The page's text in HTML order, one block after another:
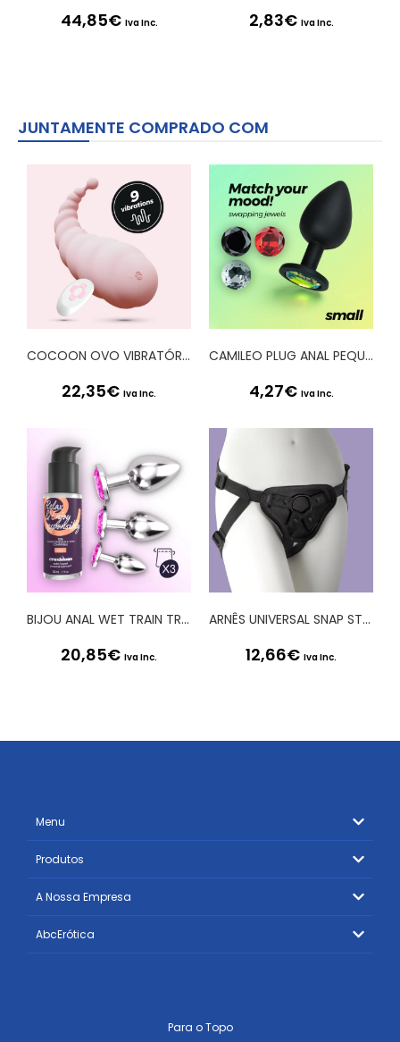
44,85€ Iva Inc. 2,83€ Iva Inc.
JUNTAMENTE COMPRADO COM
COCOON OVO VIBRATÓRIO RECARREGÁVEL COM COMANDO À DISTÂNCIA CRUSHIOUS ROSA
22,35€ Iva Inc.
CAMILEO PLUG ANAL PEQUENO COM 4 JOIAS INTERCAMBIÁVEIS CRUSHIOUS
4,27€ Iva Inc.
BIJOU ANAL WET TRAIN TRIO CRUSHIOUS ROSA
20,85€ Iva Inc.
ARNÊS UNIVERSAL SNAP STRAP CRUSHIOUS
12,66€ Iva Inc.
Menu
Produtos
A Nossa Empresa
AbcErótica
Para o Topo